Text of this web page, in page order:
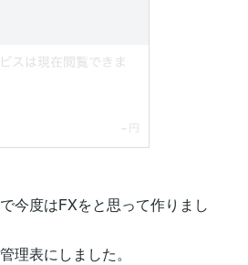
今度はFXをと思って作りまし
理表にしました。